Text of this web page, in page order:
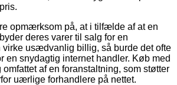
opmærksom på, at i tilfælde af at en
deres varer til salg for en
virke usædvanlig billig, så burde det ofte
en snydagtig internet handler. Køb med
omfattet af en foranstaltning, som støtter
uærlige forhandlere på nettet.